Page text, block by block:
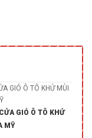
GIÓ Ô TÔ KHỬ
MỸ